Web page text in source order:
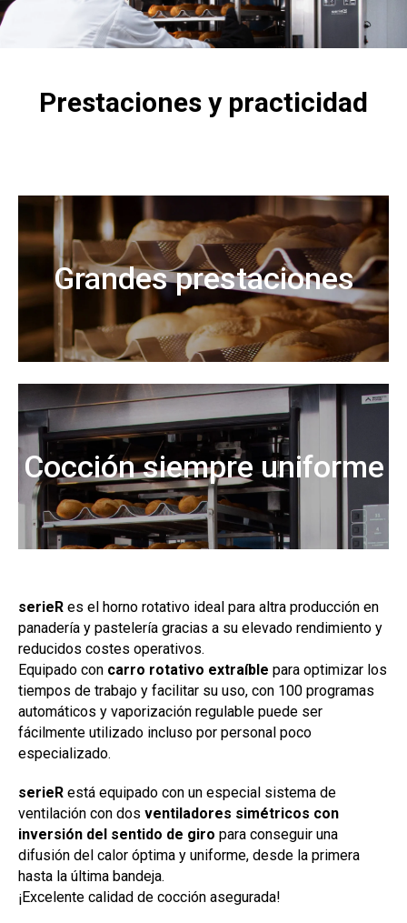
Prestaciones y practicidad
Grandes prestaciones
Cocción siempre uniforme
serieR es el horno rotativo ideal para altra producción en
panadería y pastelería gracias a su elevado rendimiento y
reducidos costes operativos.
Equipado con carro rotativo extraíble para optimizar los
tiempos de trabajo y facilitar su uso, con 100 programas
automáticos y vaporización regulable puede ser
fácilmente utilizado incluso por personal poco
especializado.
serieR está equipado con un especial sistema de
ventilación con dos ventiladores simétricos con
inversión del sentido de giro para conseguir una
difusión del calor óptima y uniforme, desde la primera
hasta la última bandeja.
¡Excelente calidad de cocción asegurada!